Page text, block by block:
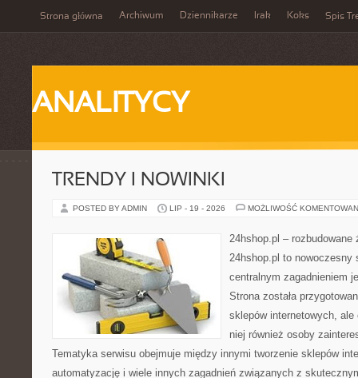
Strona główna Archiwum Dziennikarze Irak Koks Spis
ANALITYCY
TRENDY I NOWINKI
POSTED BY ADMIN LIP - 19 - 2026 MOŻLIWOŚĆ
24hshop.pl – rozbudowane
24hshop.pl to nowoczesny
centralnym zagadnieniem
Strona została
sklepów internetowych, ale
niej również osoby
Tematyka serwisu obejmuje między innymi tworzenie sklepów
automatyzację i wiele innych zagadnień związanych z